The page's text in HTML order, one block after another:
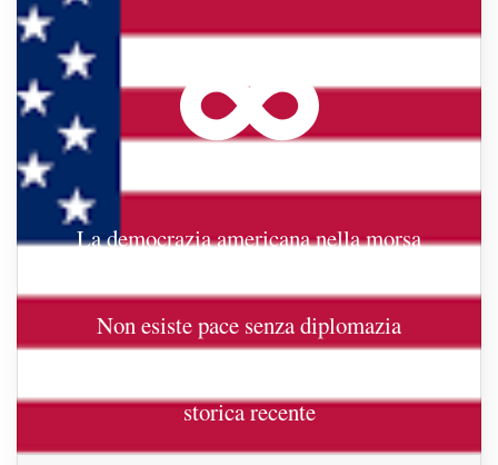
La democrazia americana nella morsa
Non esiste pace senza diplomazia
storica recente